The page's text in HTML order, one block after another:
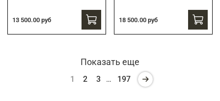
13 500.00 руб 18 500.00 руб
Показать еще
1 2 3 … 197